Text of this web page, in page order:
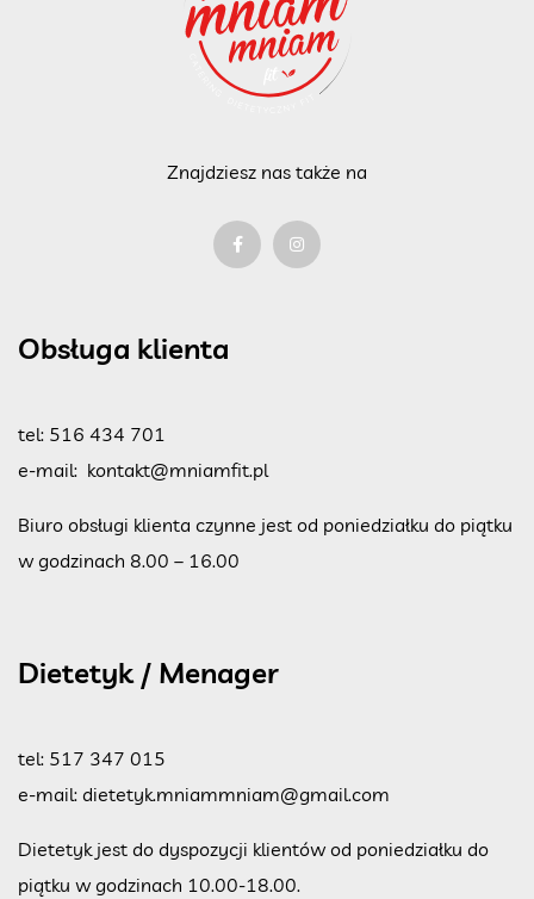
Znajdziesz nas także na
Obsługa klienta
tel: 516 434 701
e-mail: kontakt@mniamfit.pl
Biuro obsługi klienta czynne jest od poniedziałku do piątku
w godzinach 8.00 – 16.00
Dietetyk / Menager
tel: 517 347 015
e-mail: dietetyk.mniammniam@gmail.com
Dietetyk jest do dyspozycji klientów od poniedziałku do
piątku w godzinach 10.00-18.00.